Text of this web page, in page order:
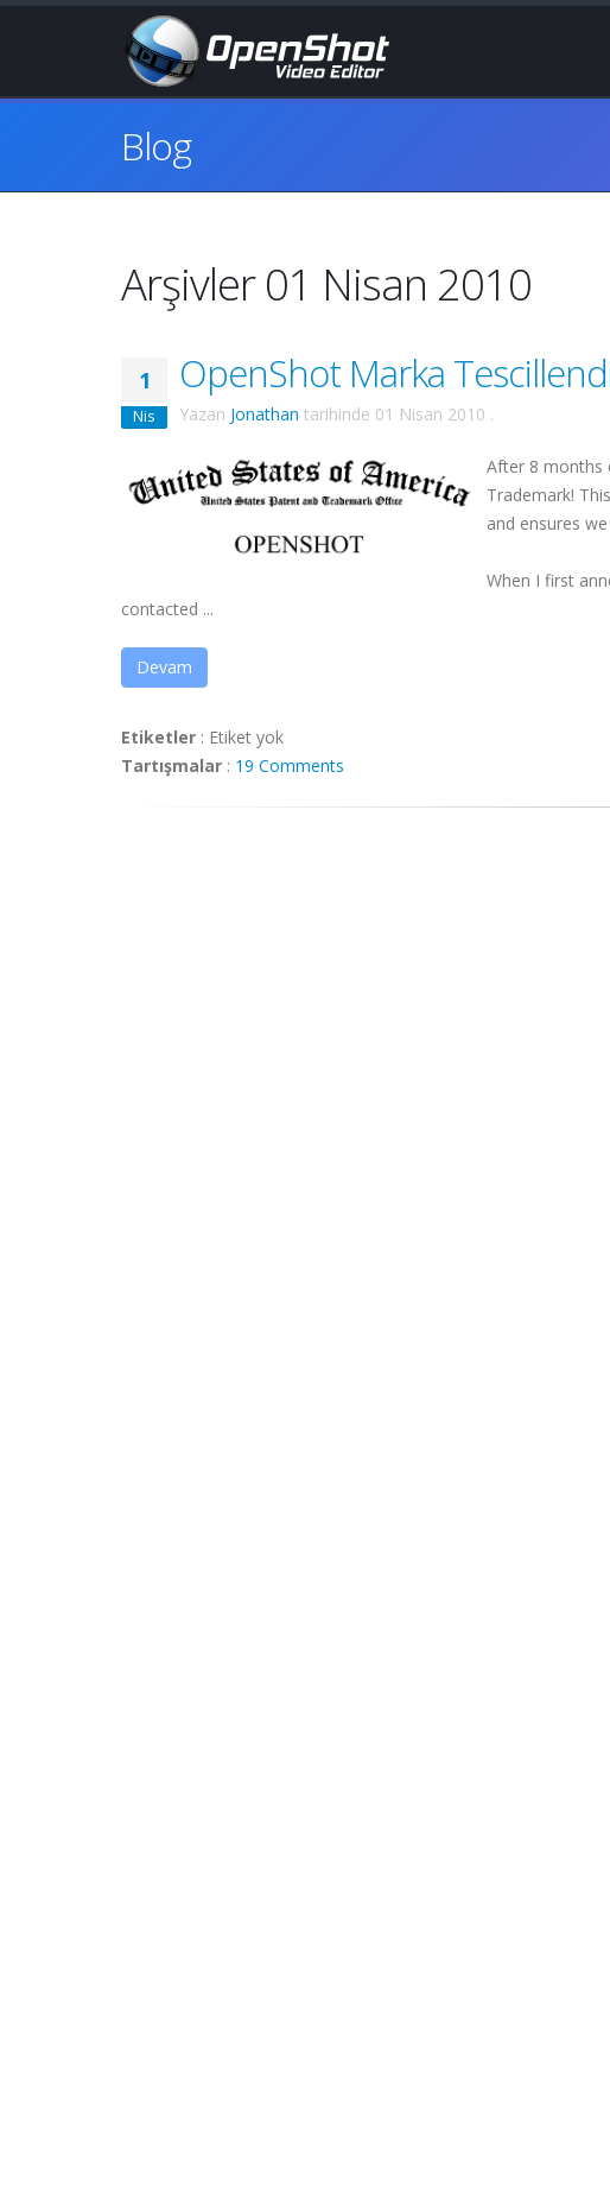
Blog
Arşivler 01 Nisan 2010
1
Nis
OpenShot Marka
Yazan Jonathan tarihinde 01 Nisan 2010 .
After 8 months
Trademark!
and ensures
When I first
contacted ...
Devam
Etiketler : Etiket yok
Tartışmalar : 19 Comments